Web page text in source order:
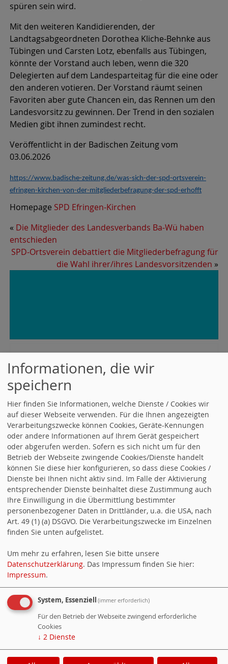
spüren sein wird.
Mit den weiteren Kandidierenden, der
Landtagsabgeordneten Dorothea Kliche-Behnke aus
Tübingen und Carsten Lotz, ebenfalls aus Tübingen,
könnte der Vorstand auch leben, wenn die 320
Delegierten auf dem Landesparteitag für die eine oder
den anderen votieren. Der Vorstand räumt seinen
Favoriten aber gute Chancen ein, das Rennen um den
Landesvorsitz zu gewinnen. Der Trend in den sozialen
Medien gibt ihnen zumindest recht.
Veröffentlicht in der Badischen Zeitung vom
03.06.2026
https://www.badische-zeitung.de/was-sich-der-spd-ortsverein-
efringen-kirchen-von-der-mitgliederbefragung-der-spd-erhofft
Homepage SPD Efringen-Kirchen
« Die Mitglieder des Landesverbands Ba-Wü haben
entschieden
SPD-Ortsverein debattiert die Mitgliederbefragung für
die Wahl ihrer/ihres Landesvorsitzenden »
TERMINE
Alle Termine öffnen.
Nächste Vorstandssitzung
19:30 Uhr |
Päsidium| | 11.09.2026, 00:00 Uhr - 11.09.2026 |
Landesvorstandsklausur| | 19.09.2026, 09:00 Uhr -
12:00 Uhr |
Alle Termine anzeigen
ROTER CHOR
Informationen, die wir
speichern
Hier finden Sie Informationen, welche Dienste / Cookies wir
auf dieser Webseite verwenden. Für die Ihnen angezeigten
Verarbeitungszwecke können Cookies, Geräte-Kennungen
oder andere Informationen auf Ihrem Gerät gespeichert
oder abgerufen werden. Sofern es sich nicht um für den
Betrieb der Webseite zwingende Cookies/Dienste handelt
können Sie diese hier konfigurieren, so dass diese Cookies /
Dienste bei Ihnen nicht aktiv sind. Im Falle der Aktivierung
entsprechender Dienste beinhaltet diese Zustimmung auch
Ihre Einwilligung in die Übermittlung bestimmter
personenbezogener Daten in Drittländer, u.a. die USA, nach
Art. 49 (1) (a) DSGVO. Die Verarbeitungszwecke im Einzelnen
finden Sie unten aufgelistet.
Um mehr zu erfahren, lesen Sie bitte unsere
Datenschutzerklärung. Das Impressum finden Sie hier:
Impressum.
System, Essenziell (immer erforderlich)
Für den Betrieb der Webseite zwingend erforderliche
Cookies
↓ 2 Dienste